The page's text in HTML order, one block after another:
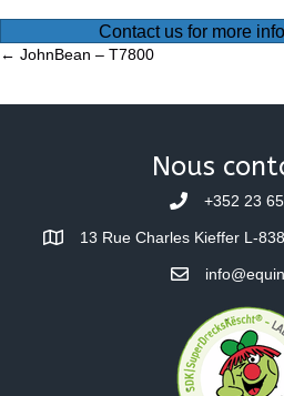
Contact us for more
Posts
navigation
← JohnBean – T7800
Nous
+352 23
13 Rue Charles Kieffer L-